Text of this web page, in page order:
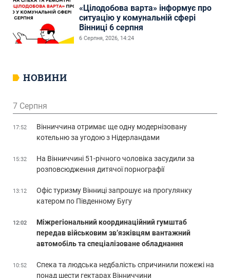
«Цілодобова варта» інформує про
ситуацію у комунальній сфері
Вінниці 6 серпня
6 Серпня, 2026, 14:24
НОВИНИ
7 Серпня
17:52
Вінниччина отримає ще одну модернізовану
котельню за угодою з Нідерландами
15:32
На Вінниччині 51-річного чоловіка засудили за
розповсюдження дитячої порнографії
13:12
Офіс туризму Вінниці запрошує на прогулянку
катером по Південному Бугу
12:02
Міжрегіональний координаційний гумштаб
передав військовим зв’язківцям вантажний
автомобіль та спеціалізоване обладнання
10:52
Спека та людська недбалість спричинили пожежі на
понад шести гектарах Вінниччини